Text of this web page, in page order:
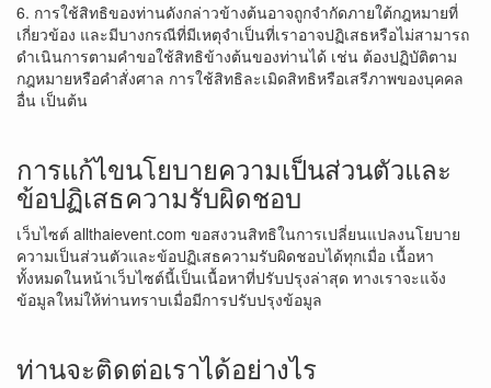
6. การใช้สิทธิของท่านดังกล่าวข้างต้นอาจถูกจำกัดภายใต้กฎหมายที่
เกี่ยวข้อง และมีบางกรณีที่มีเหตุจำเป็นที่เราอาจปฏิเสธหรือไม่สามารถ
ดำเนินการตามคำขอใช้สิทธิข้างต้นของท่านได้ เช่น ต้องปฏิบัติตาม
กฎหมายหรือคำสั่งศาล การใช้สิทธิละเมิดสิทธิหรือเสรีภาพของบุคคล
อื่น เป็นต้น
การแก้ไขนโยบายความเป็นส่วนตัวและ
ข้อปฏิเสธความรับผิดชอบ
เว็บไซต์ allthaievent.com ขอสงวนสิทธิในการเปลี่ยนแปลงนโยบาย
ความเป็นส่วนตัวและข้อปฏิเสธความรับผิดชอบได้ทุกเมื่อ เนื้อหา
ทั้งหมดในหน้าเว็บไซต์นี้เป็นเนื้อหาที่ปรับปรุงล่าสุด ทางเราจะแจ้ง
ข้อมูลใหม่ให้ท่านทราบเมื่อมีการปรับปรุงข้อมูล
ท่านจะติดต่อเราได้อย่างไร